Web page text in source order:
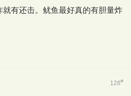
有还击。鱿鱼最好真的有胆量炸
128#